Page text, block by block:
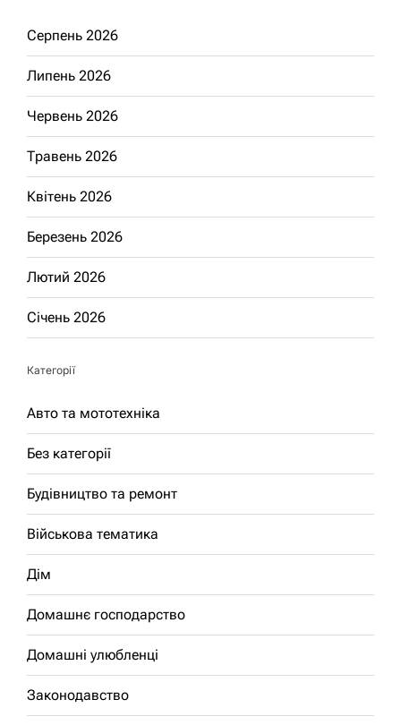
Серпень 2026
Липень 2026
Червень 2026
Травень 2026
Квітень 2026
Березень 2026
Лютий 2026
Січень 2026
Категорії
Авто та мототехніка
Без категорії
Будівництво та ремонт
Військова тематика
Дім
Домашнє господарство
Домашні улюбленці
Законодавство